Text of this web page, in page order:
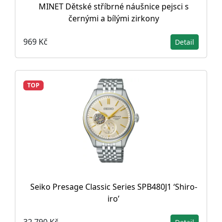
MINET Dětské stříbrné náušnice pejsci s
černými a bílými zirkony
969 Kč Detail
TOP
Seiko Presage Classic Series SPB480J1 ‘Shiro-
iro’